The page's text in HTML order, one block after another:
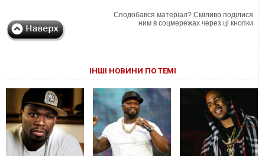
Сподобався матеріал? Сміливо поділися
ним в соцмережах через ці кнопки
ІНШІ НОВИНИ ПО ТЕМІ